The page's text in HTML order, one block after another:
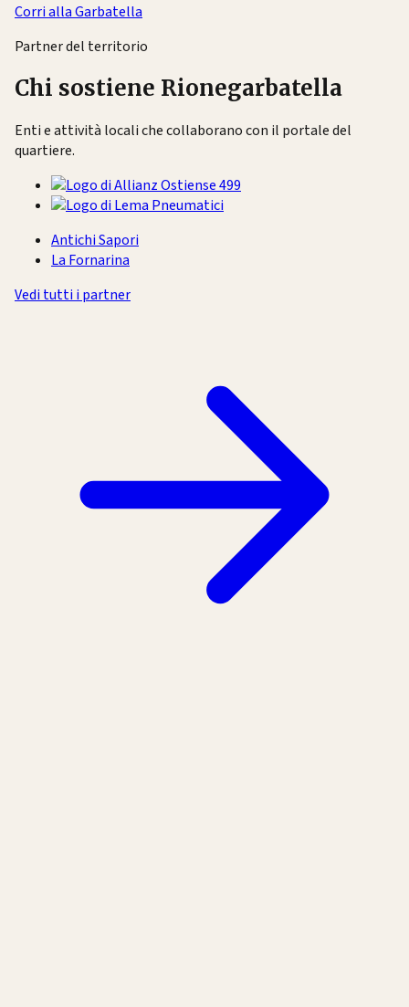
Corri alla Garbatella
Partner del territorio
Chi sostiene Rionegarbatella
Enti e attività locali che collaborano con il portale del
quartiere.
Antichi Sapori
La Fornarina
Vedi tutti i partner